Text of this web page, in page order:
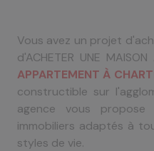
Vous avez un projet
d'ACHETER UNE
APPARTEMENT À
constructible sur
agence vous
immobiliers adaptés à
styles de vie.